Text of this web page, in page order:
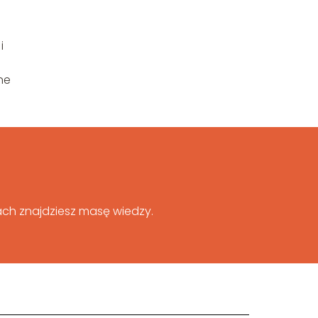
znajdziesz masę wiedzy.